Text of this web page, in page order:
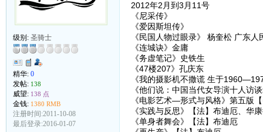
级别: 圣骑士
精华: 0
发帖: 138
威望: 138 点
金钱: 1380 RMB
注册时间:2011-10-08
最后登录:2016-01-07
2012年2月到3月11号
《尼采传》
《爱因斯坦传》
《民国人物过眼录》 杨奎松 广东人
《连城诀》金庸
《务虚笔记》史铁生
《47楼207》孔庆东
《我的摄影机不撒谎 生于
《他们说：中国当代女导演十人访
《电影艺术—形式与风格》第五版
《实践与反思》【法】布迪厄、华
《单身者舞会》【法】布迪厄